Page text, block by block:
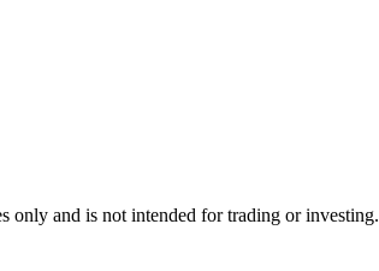
only and is not intended for trading or investing.